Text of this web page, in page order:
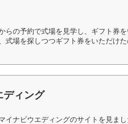
らの予約で式場を見学し、ギフト券
式場を探しつつギフト券をいただけ
ディング
イナビウエディングのサイトを見ま